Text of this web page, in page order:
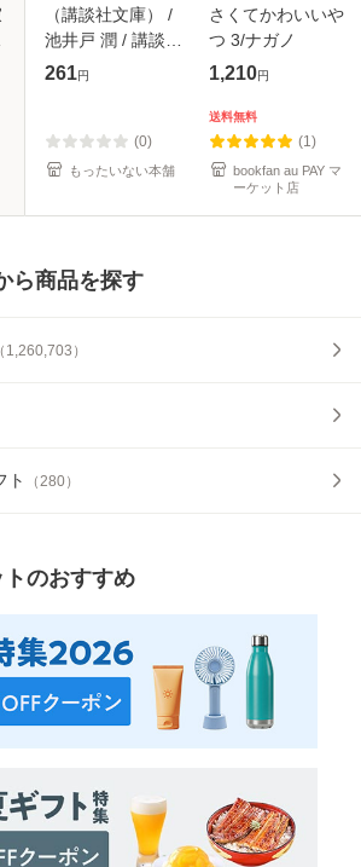
（講談社文庫） /
池井戸 潤 / 講談社
[文庫]【メール便送
261円
(0)
もったいない本舗
さくてかわいいや
つ 3/ナガノ
1,210円
送料無料
(1)
bookfan au PAY マ
ーケット店
ら商品を探す
（ 1,260,703 ）
ト （280）
のおすすめ